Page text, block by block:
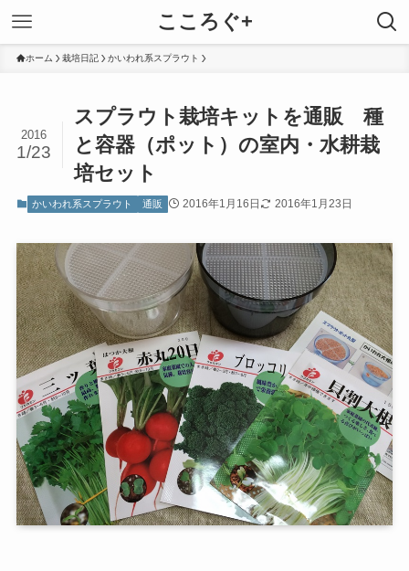
こころぐ+
ホーム 栽培日記 かいわれ系スプラウト
スプラウト栽培キットを通販 種
と容器（ポット）の室内・水耕栽
培セット
2016
1/23
かいわれ系スプラウト 通販 2016年1月16日 2016年1月23日